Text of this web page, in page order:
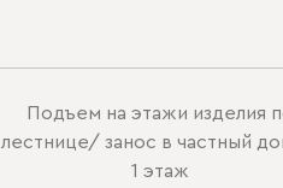
Подъем на этажи изделия
лестнице/ занос в частный
1 этаж